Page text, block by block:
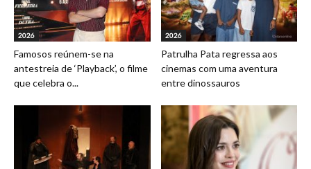
2026
Famosos reúnem-se na
antestreia de ‘Playback’, o filme
que celebra o...
2026
Patrulha Pata regressa aos
cinemas com uma aventura
entre dinossauros